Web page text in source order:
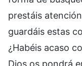
prestáis
guardáis estas
¿Habéis acaso
Dios os pondrá